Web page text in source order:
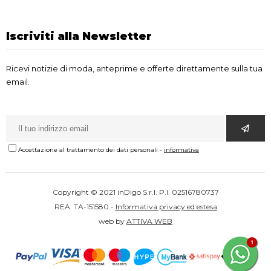
Iscriviti alla Newsletter
Ricevi notizie di moda, anteprime e offerte direttamente sulla tua
email.
Accettazione al trattamento dei dati personali - informativa
Copyright © 2021 inDigo S.r.l. P.I. 02516780737
REA: TA-151580 - Informativa privacy ed estesa
web by ATTIVA WEB